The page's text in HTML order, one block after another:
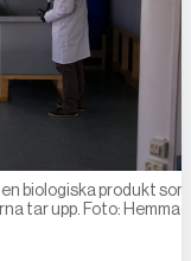
biologiska produkt som
tar upp. Foto: